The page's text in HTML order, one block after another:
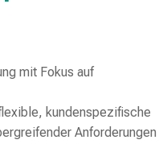
mit Fokus auf
kundenspezifische
Anforderungen